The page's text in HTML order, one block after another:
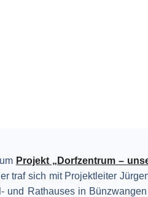
Projekt „Dorfzentrum –
traf sich mit Projektleiter
und Rathauses in